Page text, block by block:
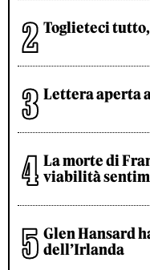
Toglieteci
Lettera aperta
La morte di
viabilità
Glen Hansard
dell’Irlanda